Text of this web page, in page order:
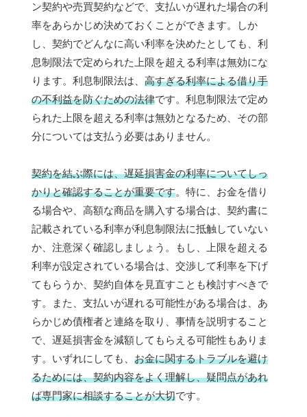
ン契約や売買契約などで、支払いが遅れた場合の利
率をあらかじめ決めておくことができます。しか
し、契約でどんなに高い利率を決めたとしても、利
息制限法で定められた上限を超える利率は無効にな
ります。利息制限法は、 高すぎる利率による借り手
の不利益を防ぐための法律です。利息制限法で定め
られた上限を超える利率は無効となるため、その部
分については支払う必要はありません。
契約を結ぶ際には、遅延損害金の利率についてしっ
かりと確認することが重要です。特に、お金を借り
る場合や、高額な商品を購入する場合は、契約書に
記載されている利率が利息制限法に抵触していない
か、注意深く確認しましょう。もし、上限を超える
利率が設定されている場合は、交渉して利率を下げ
てもらうか、契約自体を見直すことも検討すべきで
す。また、支払いが遅れる可能性がある場合は、あ
らかじめ債権者と連絡を取り、事情を説明すること
で、遅延損害金を減額してもらえる可能性もありま
す。いずれにしても、 お金に関するトラブルを避け
るためには、契約内容をよく理解し、疑問点があれ
ば専門家に相談することが大切です。